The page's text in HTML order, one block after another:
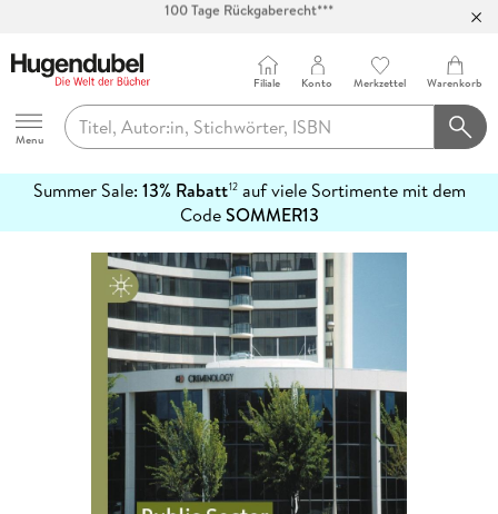
Abholung in über 100 Filialen
Hugendubel
Menu
Filiale Konto Merkzettel Warenkorb
Summer Sale: 13% Rabatt12auf viele Sortimente mit dem
CodeSOMMER13
erfahren